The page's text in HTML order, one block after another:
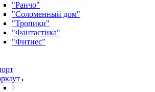
"Ранчо"
"Соломенный дом"
"Тропики"
"Фантастика"
"Фитнес"